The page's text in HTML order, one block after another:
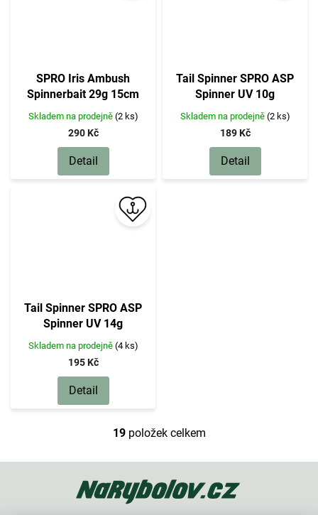
SPRO Iris Ambush
Spinnerbait 29g 15cm
Skladem na prodejně (2 ks)
290 Kč
Detail
Tail Spinner SPRO ASP
Spinner UV 10g
Skladem na prodejně (2 ks)
189 Kč
Detail
Tail Spinner SPRO ASP
Spinner UV 14g
Skladem na prodejně (4 ks)
195 Kč
Detail
O
l
á
d
19položek celkem